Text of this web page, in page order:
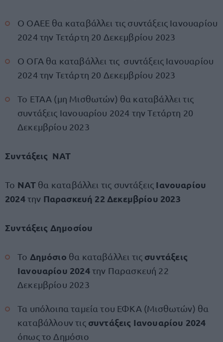
Ο ΟΑΕΕ θα καταβάλλει τις συντάξεις Ιανουαρίου
2024 την Τετάρτη 20 Δεκεμβρίου 2023
Ο ΟΓΑ θα καταβάλλει τις συντάξεις Ιανουαρίου
2024 την Τετάρτη 20 Δεκεμβρίου 2023
Το ΕΤΑΑ (μη Μισθωτών) θα καταβάλλει τις
συντάξεις Ιανουαρίου 2024 την Τετάρτη 20
Δεκεμβρίου 2023
Συντάξεις ΝΑΤ
Το ΝΑΤ θα καταβάλλει τις συντάξεις Ιανουαρίου
2024την Παρασκευή 22 Δεκεμβρίου 2023
Συντάξεις Δημοσίου
Το Δημόσιο θα καταβάλλει τις συντάξεις
Ιανουαρίου 2024την Παρασκευή 22
Δεκεμβρίου 2023
Τα υπόλοιπα ταμεία του ΕΦΚΑ (Μισθωτών) θα
καταβάλλουν τις συντάξεις Ιανουαρίου 2024
όπως το Δημόσιο